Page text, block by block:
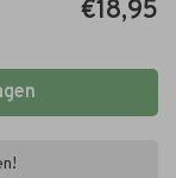
€18,95